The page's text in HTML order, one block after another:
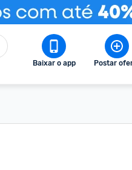
Baixar o app Postar